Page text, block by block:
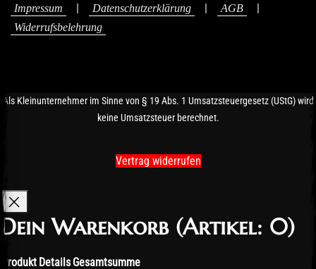
Impressum Datenschutzerklärung AGB
Widerrufsbelehrung
Als Kleinunternehmer im Sinne von § 19 Abs. 1 Umsatzsteuergesetz (UStG) wird
keine Umsatzsteuer berechnet.
Vertrag widerrufen
Dein Warenkorb (Artikel: 0)
Produkt Details Gesamtsumme